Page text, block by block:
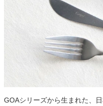
GOAシリーズから生まれた、